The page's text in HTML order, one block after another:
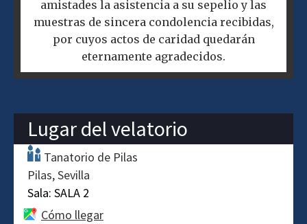
amistades la asistencia a su sepelio y las
muestras de sincera condolencia recibidas,
por cuyos actos de caridad quedarán
eternamente agradecidos.
Lugar del velatorio
Tanatorio de Pilas
Pilas Sevilla
Sala: SALA 2
Cómo llegar